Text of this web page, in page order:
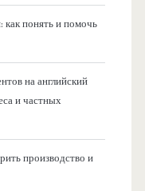
как понять и помочь
на английский
и частных
производство и